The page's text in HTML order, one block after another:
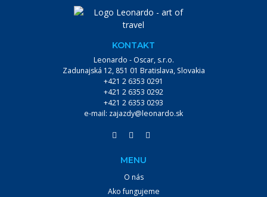
KONTAKT
Leonardo - Oscar, s.r.o.
Zadunajská 12, 851 01 Bratislava, Slovakia
+421 2 6353 0291
+421 2 6353 0292
+421 2 6353 0293
e-mail: zajazdy@leonardo.sk
MENU
O nás
Ako fungujeme